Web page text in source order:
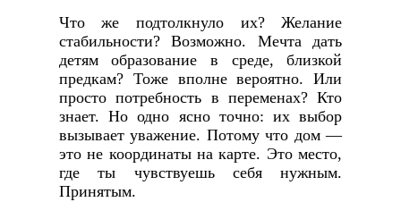
Что же подтолкнуло их? Желание
стабильности? Возможно. Мечта дать
детям образование в среде, близкой
предкам? Тоже вполне вероятно. Или
просто потребность в переменах? Кто
знает. Но одно ясно точно: их выбор
вызывает уважение. Потому что дом —
это не координаты на карте. Это место,
где ты чувствуешь себя нужным.
Принятым.